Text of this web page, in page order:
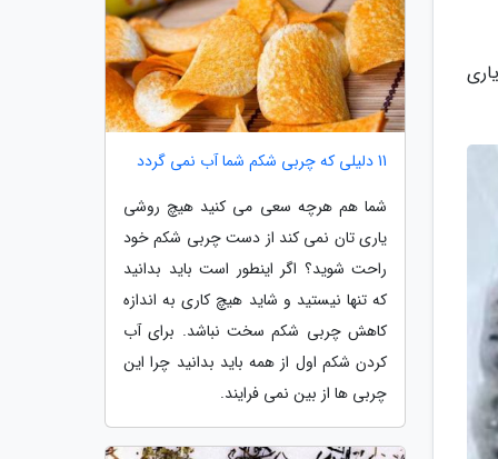
11 دلیلی که چربی شکم شما آب نمی گردد
شما هم هرچه سعی می کنید هیچ روشی
یاری تان نمی کند از دست چربی شکم خود
راحت شوید؟ اگر اینطور است باید بدانید
که تنها نیستید و شاید هیچ کاری به اندازه
کاهش چربی شکم سخت نباشد. برای آب
کردن شکم اول از همه باید بدانید چرا این
چربی ها از بین نمی فرایند.